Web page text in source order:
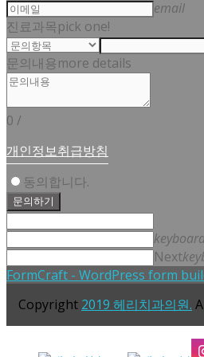
email
진료과목pick one!
문의내용more details
0 /
개인정보취급방침
동의합니다.
문의하기
Next
FormCraft - WordPress form
Copyright 2019 헤리치과의원.